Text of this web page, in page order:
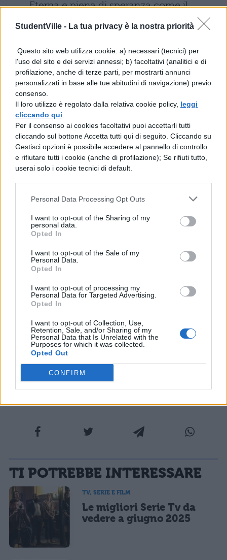
StudentVille - La tua privacy è la nostra priorità
Questo sito web utilizza cookie: a) necessari (tecnici) per
l'uso del sito e dei servizi annessi; b) facoltativi (analitici e di
profilazione, anche di terze parti, per mostrarti annunci
personalizzati in base alle tue abitudini di navigazione) previo
consenso.
Il loro utilizzo è regolato dalla relativa cookie policy, leggi
cliccando qui
Per il consenso ai cookies facoltativi puoi accettarli tutti
cliccando sul bottone Accetta tutti qui di seguito. Cliccando su
Gestisci opzioni è possibile accedere al pannello di controllo
e rifiutare tutti i cookie (anche di profilazione); Se rifiuti tutto,
userai solo i cookie tecnici di default.
Personal Data Processing Opt Outs
I want to opt-out of the Sharing of my
personal data.
Opted In
I want to opt-out of the Sale of my
Personal Data.
Opted In
I want to opt-out of processing my
Personal Data for Targeted Advertising.
Opted In
I want to opt-out of Collection, Use,
Retention, Sale, and/or Sharing of my
Personal Data that Is Unrelated with the
Purposes for which it was collected.
Opted Out
CONFIRM
Eterna e piena di speranza come il
Natale.
FILM DA VEDERE: I TITOLI DA
NON PERDERE
Questi film non fanno per te? Allora guarda
qui:
Film d’amore: i titoli da non perdere
Film divertenti da vedere
Film d’amore adolescenziali: i
migliori
Film commoventi: i più belli di
sempre
(Foto: Courtesy of Twentieth Century Fox)
COMMENTI
sarà pubblicata. Dichiari di avere preso visione e di accettare quanto previsto dalla
informativa privacy. Pubblicando questo commento dai il consenso affinché un cookie
salvi i tuoi dati (nome, email) per il prossimo commento.
Ho letto e acconsento l'informativasulla privacy
CONFERMA E PUBBLICA
TI POTREBBE INTERESSARE
TV, SERIE E FILM
Le migliori Serie Tv da
vedere a giugno 2025